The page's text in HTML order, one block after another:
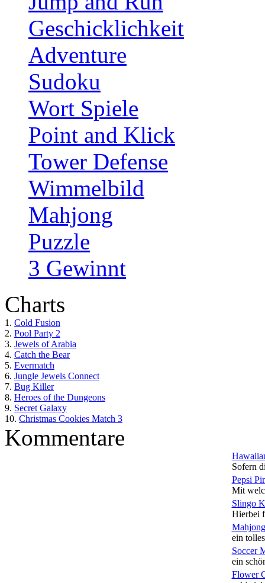
Geschicklichkeit
Adventure
Sudoku
Wort Spiele
Point and Klick
Tower Defense
Wimmelbild
Mahjong
Puzzle
3 Gewinnt
Charts
1. Cold Fusion
2. Pool Party 2
3. Jewels of Arabia
4. Catch the Bear
5. Evermatch
6. Jungle Jewels Connect
7. Bug Killer
8. Heroes of the Dungeons
9. Secret Galaxy
10. Christmas Cookies Match 3
Kommentare
Sofern
Pepsi
Mit
Slingo
Hierbei
ein
Soccer
ein
Flower